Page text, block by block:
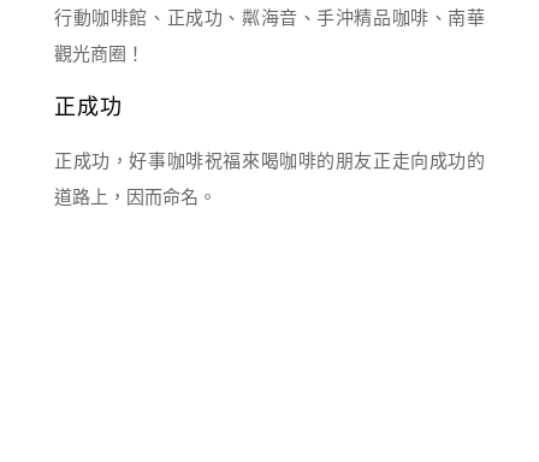
正成功
正成功，好事咖啡祝福來喝咖啡的朋友正走向成功的
道路上，因而命名。